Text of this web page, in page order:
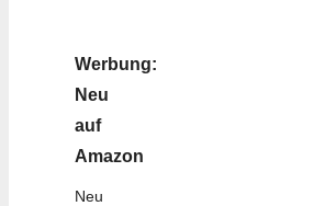
Werbung:
Neu
auf
Amazon
Neu